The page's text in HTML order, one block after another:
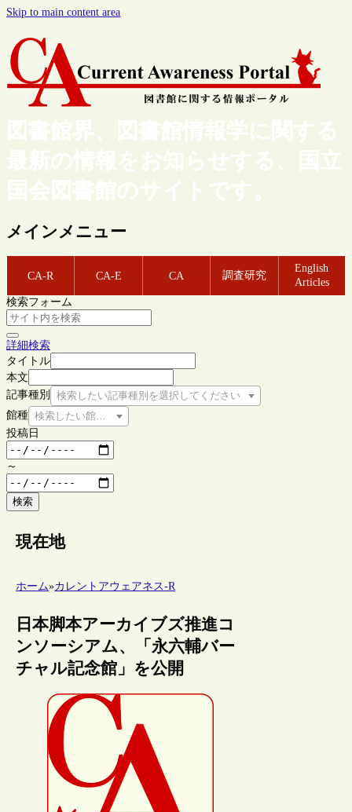
Skip to main content area
図書館界、図書館情報学に関する
最新の情報をお知らせする、国立
国会図書館のサイトです。
メインメニュー
CA-R CA-E CA 調査研究
English
Articles
検索フォーム
詳細検索
タイトル
本文
記事種別
検索したい記事種別を選択してください
館種 検索したい館種を選択してください
投稿日
～
検索
現在地
ホーム»カレントアウェアネス-R
日本脚本アーカイブズ推進コ
ンソーシアム、「永六輔バー
チャル記念館」を公開